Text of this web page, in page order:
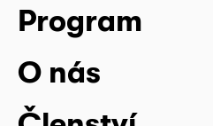
Program
O nás